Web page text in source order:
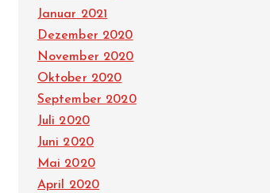
Januar 2021
Dezember 2020
November 2020
Oktober 2020
September 2020
Juli 2020
Juni 2020
Mai 2020
April 2020